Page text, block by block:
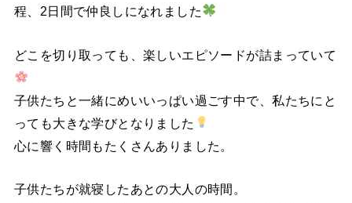
程、2日間で仲良しになれました
どこを切り取っても、楽しいエピソードが詰まっていて
子供たちと一緒にめいいっぱい過ごす中で、私たちにと
っても大きな学びとなりました
心に響く時間もたくさんありました。
子供たちが就寝したあとの大人の時間。